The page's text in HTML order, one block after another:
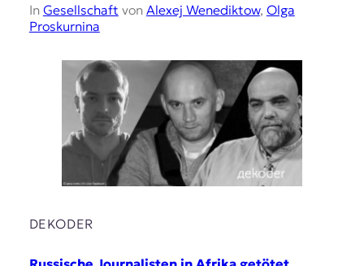
In Gesellschaft von Alexej Wenediktow, Olga
Proskurnina
DEKODER